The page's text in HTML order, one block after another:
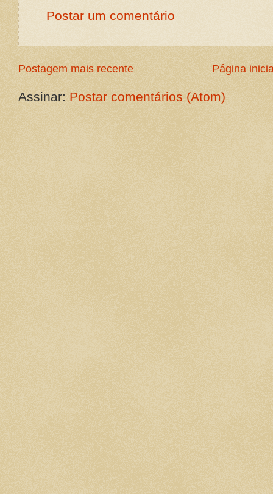
Postar um comentário
Postagem mais recente Página
Assinar: Postar comentários (Atom)